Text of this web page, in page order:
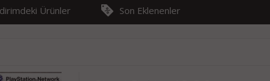
Ürünler Son Eklenenler